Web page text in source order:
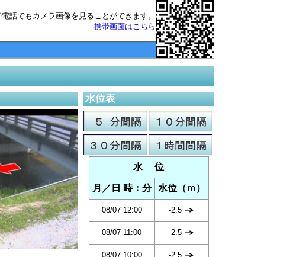
話でもカメラ画像を見ることができます。
携帯画面はこちら
水位表
水 位
月／日 時：分 水位（ｍ）
08/07 12:00 -2.5
08/07 11:00 -2.5
08/07 10:00 -2.5